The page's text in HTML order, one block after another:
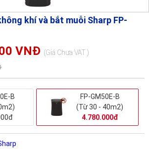
khí và bắt muỗi Sharp FP-
VNĐ (Giá Chưa VAT )
B
FP-GM50E-B
(Từ 30 - 40m2)
4.780.000đ